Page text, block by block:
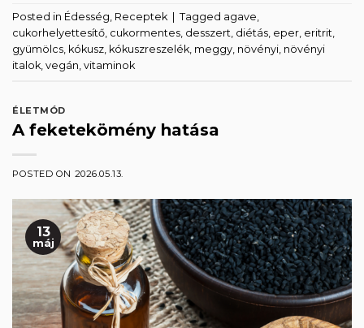
Posted in Édesség, Receptek Tagged agave,
cukorhelyettesítő, cukormentes, desszert, diétás, eper, eritrit,
gyümölcs, kókusz, kókuszreszelék, meggy, növényi, növényi
italok, vegán, vitaminok
ÉLETMÓD
A feketekömény hatása
POSTED ON 2026.05.13.
13
máj